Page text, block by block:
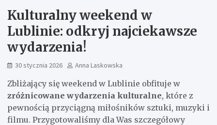
Kulturalny weekend w
Lublinie: odkryj najciekawsze
wydarzenia!
30 stycznia 2026 Anna Laskowska
Zbliżający się weekend w Lublinie obfituje w
zróżnicowane wydarzenia kulturalne, które z
pewnością przyciągną miłośników sztuki, muzyki i
filmu. Przygotowaliśmy dla Was szczegółowy